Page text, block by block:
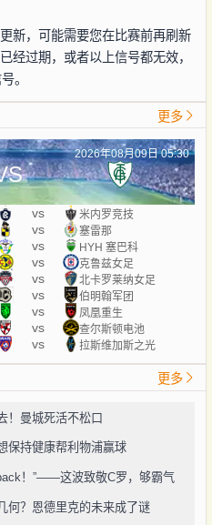
新，可能需要您在比赛前再刷新
经过期，或者以上信号都无效，
。
更多
2026年08月09日 05:30
vs
米内罗竞技
vs
塞雷那
vs
HYH 塞巴科
vs
克鲁兹女足
vs
北卡罗莱纳女足
vs
伯明翰军团
vs
凤凰重生
vs
查尔斯顿电池
vs 拉斯维加斯之光
更多
！曼城死活不松口
保持健康帮利物浦赢球
！”——这波致敬C罗，够霸气
何？恩德里克的未来成了谜